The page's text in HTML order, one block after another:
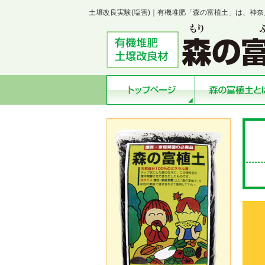
土壌改良実験(塩害)｜有機堆肥「森の富植土」は、神